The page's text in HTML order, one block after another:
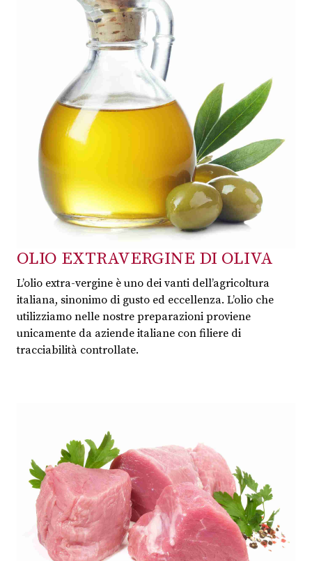
OLIO EXTRAVERGINE DI OLIVA
L’olio extra-vergine è uno dei vanti dell’agricoltura
italiana, sinonimo di gusto ed eccellenza. L’olio che
utilizziamo nelle nostre preparazioni proviene
unicamente da aziende italiane con filiere di
tracciabilità controllate.